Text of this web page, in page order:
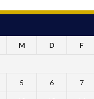
M D F
5 6 7